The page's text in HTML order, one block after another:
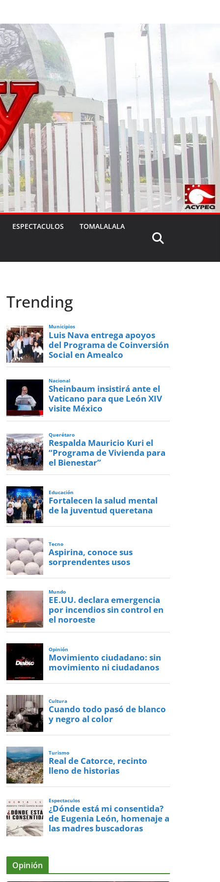
ESPECTACULOS TOMALALALA
Trending
Municipios
Luis Nava entrega apoyos
del Programa de Coinversión
Social en Amealco
Nacional
Sheinbaum insistirá ante el
Vaticano para que León XIV
visite México
Querétaro
Respalda Mauricio Kuri el
“Programa de Vivienda para
el Bienestar”
Educación
Fortalecen la salud mental
de la juventud queretana
Tecno
Aspirina, conoce sus
sorprendentes usos
Mundo
EE.UU. declara emergencia
por incendios sin control en
el noroeste
Opinión
Movimiento ciudadano: sin
movimiento ni ciudadanos
Cultura
Cuando todo pasó de blanco
y negro al color
Turismo
Real de Catorce, recinto
lleno de historias
Espectaculos
¿Dónde está mi consentida?
de Eugenia León, homenaje a
las madres buscadoras
Opinión